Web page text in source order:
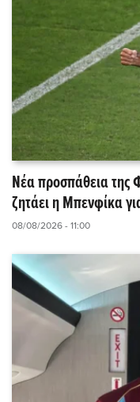
Νέα προσπάθεια της
ζητάει η Μπενφίκα
08/08/2026 - 11:00